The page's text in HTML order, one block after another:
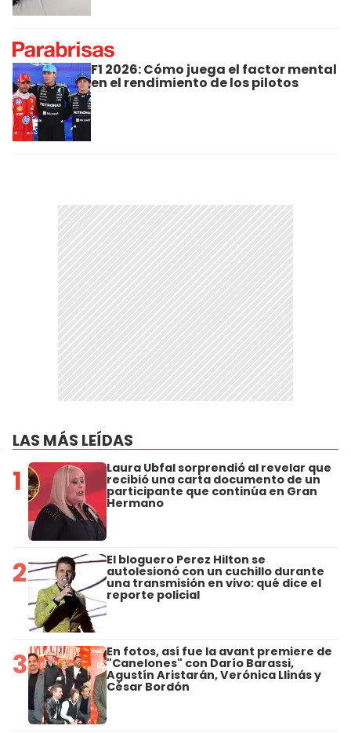
F1 2026: Cómo juega el factor mental
en el rendimiento de los pilotos
LAS MÁS LEÍDAS
1 Laura Ubfal sorprendió al revelar que
recibió una carta documento de un
participante que continúa en Gran
Hermano
2 El bloguero Perez Hilton se
autolesionó con un cuchillo durante
una transmisión en vivo: qué dice el
reporte policial
3 En fotos, así fue la avant premiere de
"Canelones" con Darío Barassi,
Agustín Aristarán, Verónica Llinás y
César Bordón